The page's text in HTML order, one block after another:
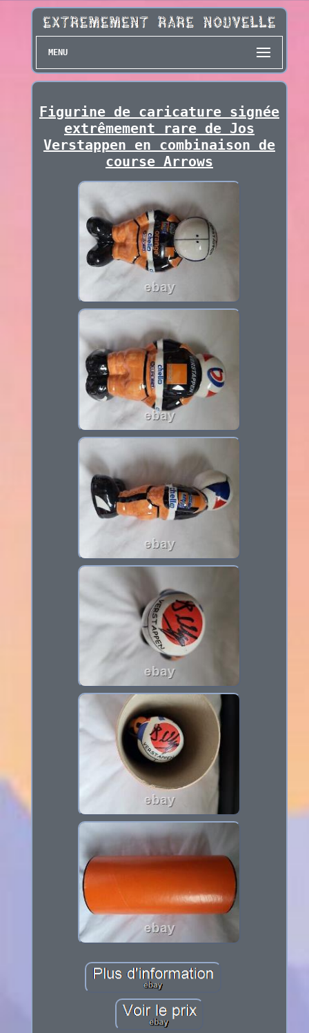
MENU
Figurine de caricature signée
extrêmement rare de Jos
Verstappen en combinaison de
course Arrows